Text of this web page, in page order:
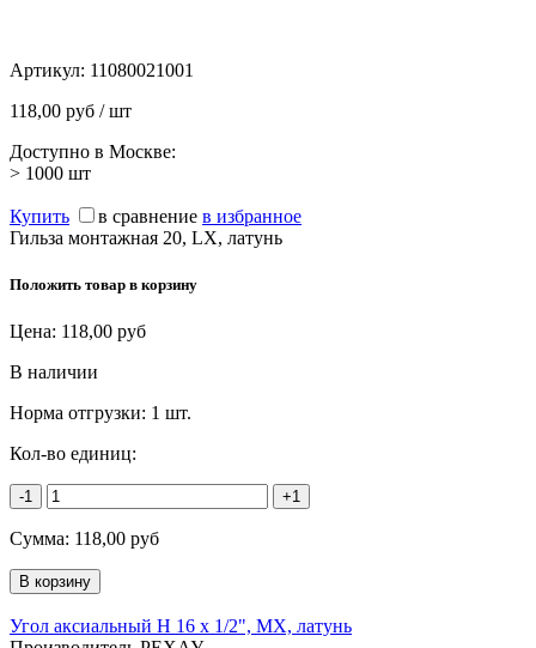
Артикул: 11080021001
118,00 руб / шт
Доступно в Москве:
> 1000 шт
Купить в сравнение в избранное
Гильза монтажная 20, LX, латунь
Положить товар в корзину
Цена: 118,00 руб
В наличии
Норма отгрузки: 1 шт.
Кол-во единиц:
-1 +1
Сумма: 118,00 руб
Угол аксиальный Н 16 х 1/2", MX, латунь